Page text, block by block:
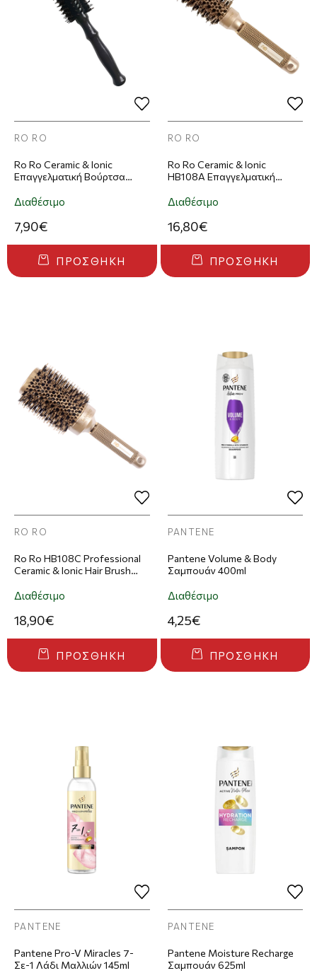
RO RO
Ro Ro Ceramic & Ionic
Επαγγελματική Βούρτσα
Διαθέσιμο
7,90€
ΠΡΟΣΘΉΚΗ
RO RO
Ro Ro Ceramic & Ionic
HB108A Επαγγελματική
Διαθέσιμο
16,80€
ΠΡΟΣΘΉΚΗ
RO RO
Ro Ro HB108C Professional
Ceramic & Ionic Hair Brush
Διαθέσιμο
18,90€
ΠΡΟΣΘΉΚΗ
PANTENE
Pantene Volume & Body
Σαμπουάν 400ml
Διαθέσιμο
4,25€
ΠΡΟΣΘΉΚΗ
PANTENE
Pantene Pro-V Miracles 7-
Σε-1 Λάδι Μαλλιών 145ml
PANTENE
Pantene Moisture Recharge
Σαμπουάν 625ml